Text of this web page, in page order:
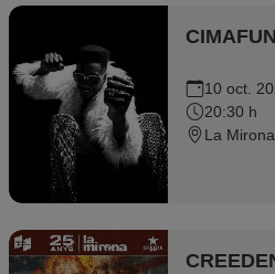
10 oct.
20:30 h
La